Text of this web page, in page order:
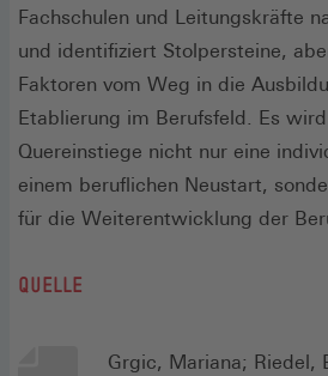
Fachschulen und Leitungskräfte
und identifiziert Stolpersteine,
Faktoren vom Weg in die
Etablierung im Berufsfeld. Es
Quereinstiege nicht nur eine
einem beruflichen Neustart,
für die Weiterentwicklung der
QUELLE
Grgic, Mariana; Riedel,